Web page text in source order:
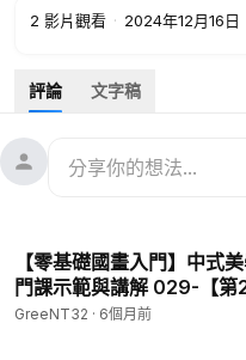
2 影片觀看 · 2024年12月16日
評論 文字稿
【零基礎國畫入門】中式
門課示範與講解 029-【
GreeNT32 · 6個月前